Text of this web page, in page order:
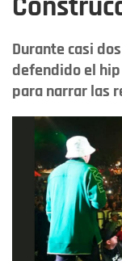
Durante casi
defendido el
para narrar las